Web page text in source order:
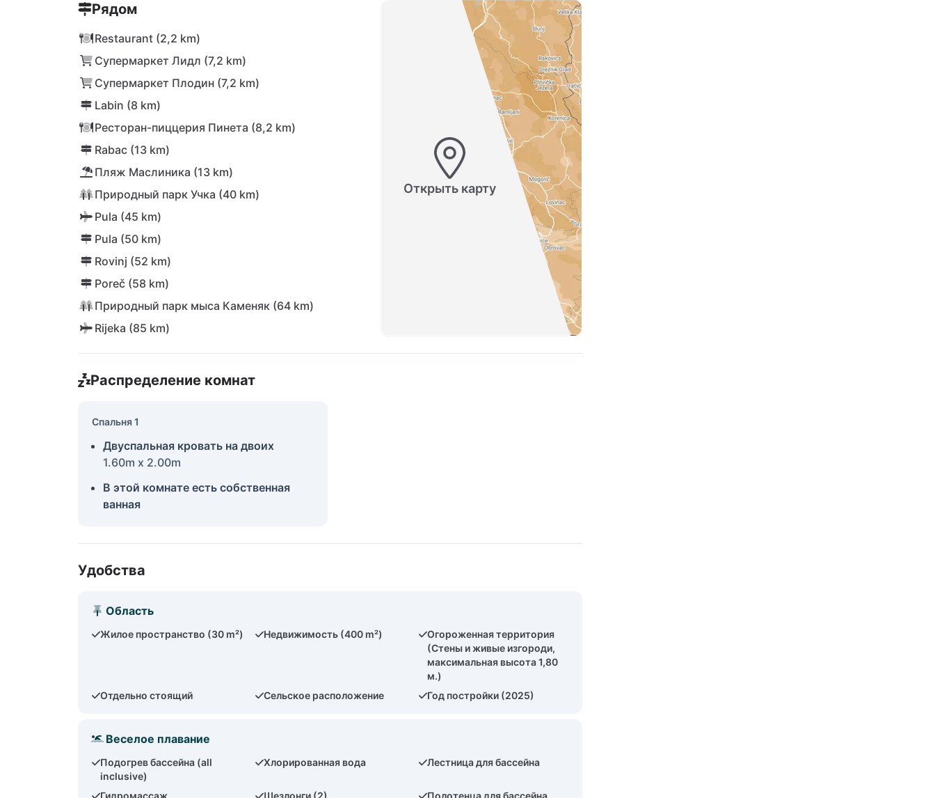
Рядом
Restaurant (2,2 km)
Супермаркет Лидл (7,2 km)
Супермаркет Плодин (7,2 km)
Labin (8 km)
Ресторан-пиццерия Пинета (8,2 km)
Rabac (13 km)
Пляж Маслиника (13 km)
Природный парк Учка (40 km)
Pula (45 km)
Pula (50 km)
Rovinj (52 km)
Poreč (58 km)
Природный парк мыса Каменяк (64 km)
Rijeka (85 km)
Открыть карту
Распределение комнат
Спальня 1
Двуспальная кровать на двоих
1.60m x 2.00m
В этой комнате есть собственная
ванная
Удобства
Область
Жилое пространство (30 m²) Недвижимость (400 m²)
Огороженная территория
(Стены и живые изгороди,
максимальная высота 1,80
м.)
Отдельно стоящий
Сельское расположение Год постройки (2025)
Веселое плавание
Подогрев бассейна (all
inclusive)
Хлорированная вода Лестница для бассейна
Гидромассаж Шезлонги (2) Полотенца для бассейна